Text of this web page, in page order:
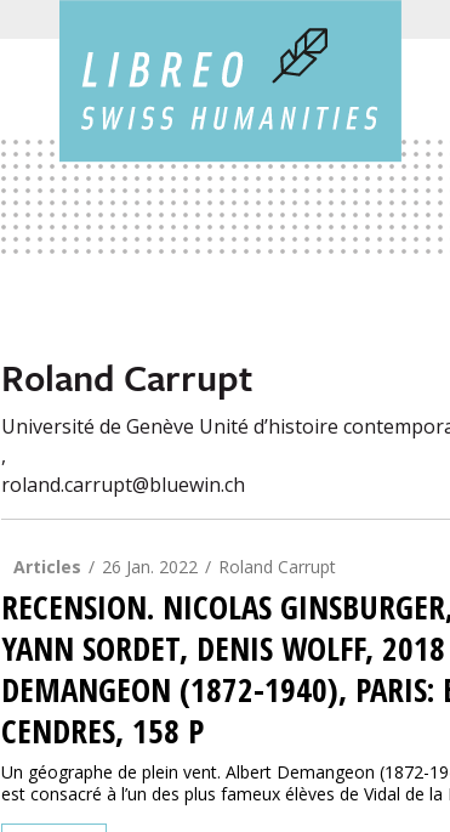
Roland Carrupt
Université de Genève Unité d’histoire
,
roland.carrupt@bluewin.ch
Articles 26 Jan. 2022 Roland Carrupt
RECENSION. NICOLAS
YANN SORDET, DENIS WOLFF,
DEMANGEON (1872-1940), PARIS:
CENDRES, 158 P
Un géographe de plein vent. Albert Demangeon (1872-
est consacré à l’un des plus fameux élèves de Vidal de